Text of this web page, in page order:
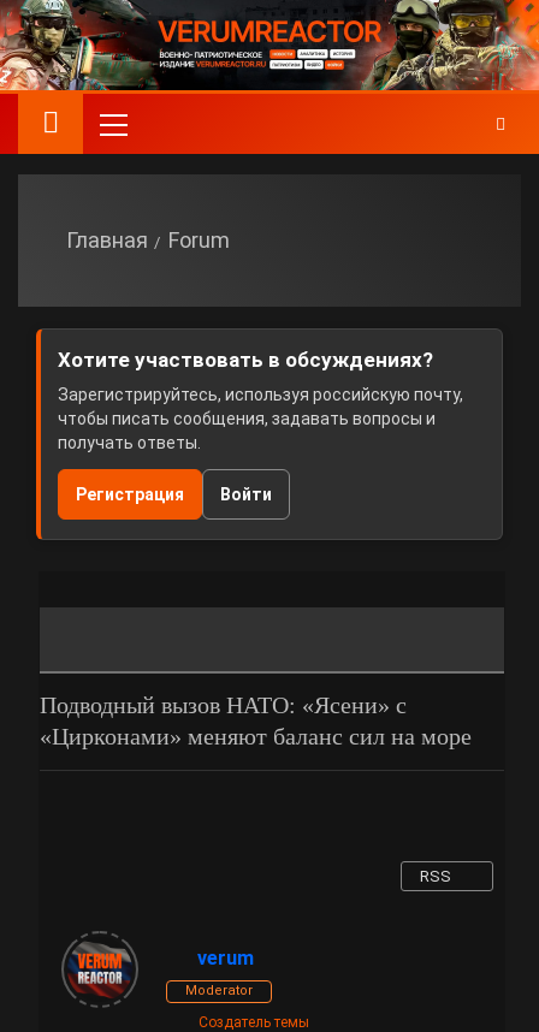
Главная Forum
Хотите участвовать в обсуждениях?
Зарегистрируйтесь, используя российскую почту,
чтобы писать сообщения, задавать вопросы и
получать ответы.
Регистрация Войти
Подводный вызов НАТО: «Ясени» с
«Цирконами» меняют баланс сил на море
RSS
verum
Moderator
Создатель темы